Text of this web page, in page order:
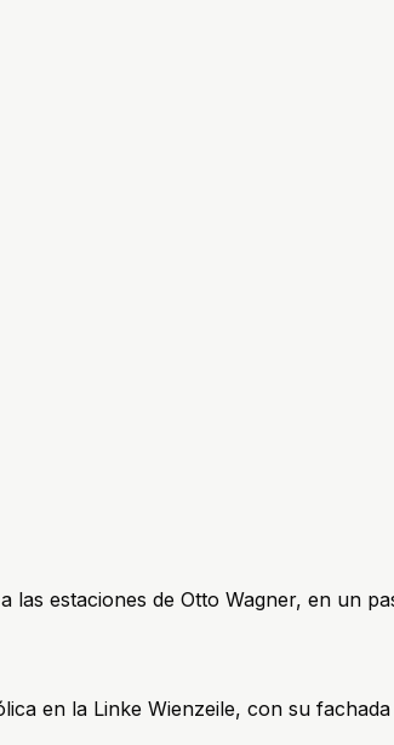
estaciones de Otto Wagner, en un
en la Linke Wienzeile, con su